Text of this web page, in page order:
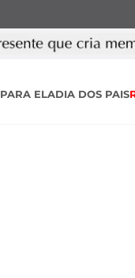
PARA ELADIA DOS PAIS